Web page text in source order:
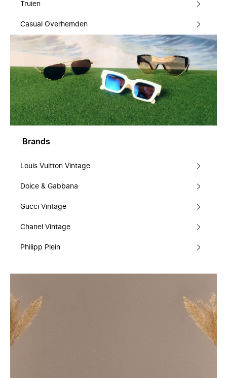
Truien
Casual Overhemden
Brands
Louis Vuitton Vintage
Dolce & Gabbana
Gucci Vintage
Chanel Vintage
Philipp Plein